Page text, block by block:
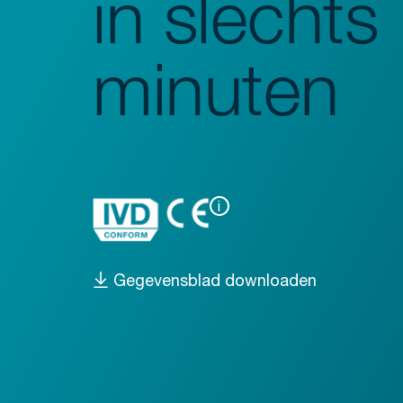
Spoelmachines
Monsterbereiding
Schudders
minuten
i
Gegevensblad downloaden